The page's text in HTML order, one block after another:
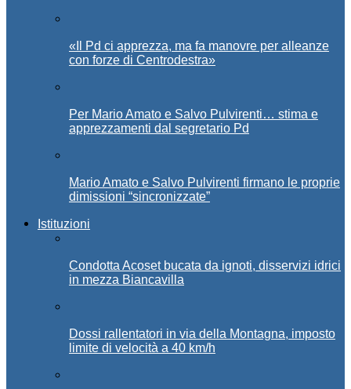
«Il Pd ci apprezza, ma fa manovre per alleanze
con forze di Centrodestra»
Per Mario Amato e Salvo Pulvirenti… stima e
apprezzamenti dal segretario Pd
Mario Amato e Salvo Pulvirenti firmano le proprie
dimissioni “sincronizzate”
Istituzioni
Condotta Acoset bucata da ignoti, disservizi idrici
in mezza Biancavilla
Dossi rallentatori in via della Montagna, imposto
limite di velocità a 40 km/h